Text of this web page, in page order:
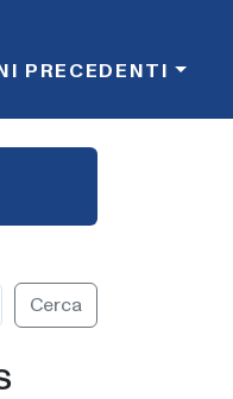
PRECEDENTI
Cerca